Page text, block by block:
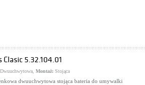
Clasic 5.32.104.01
Dwuuchwytowa, Montaż: Stojąca
dwuuchwytowa stojąca bateria do umywalki